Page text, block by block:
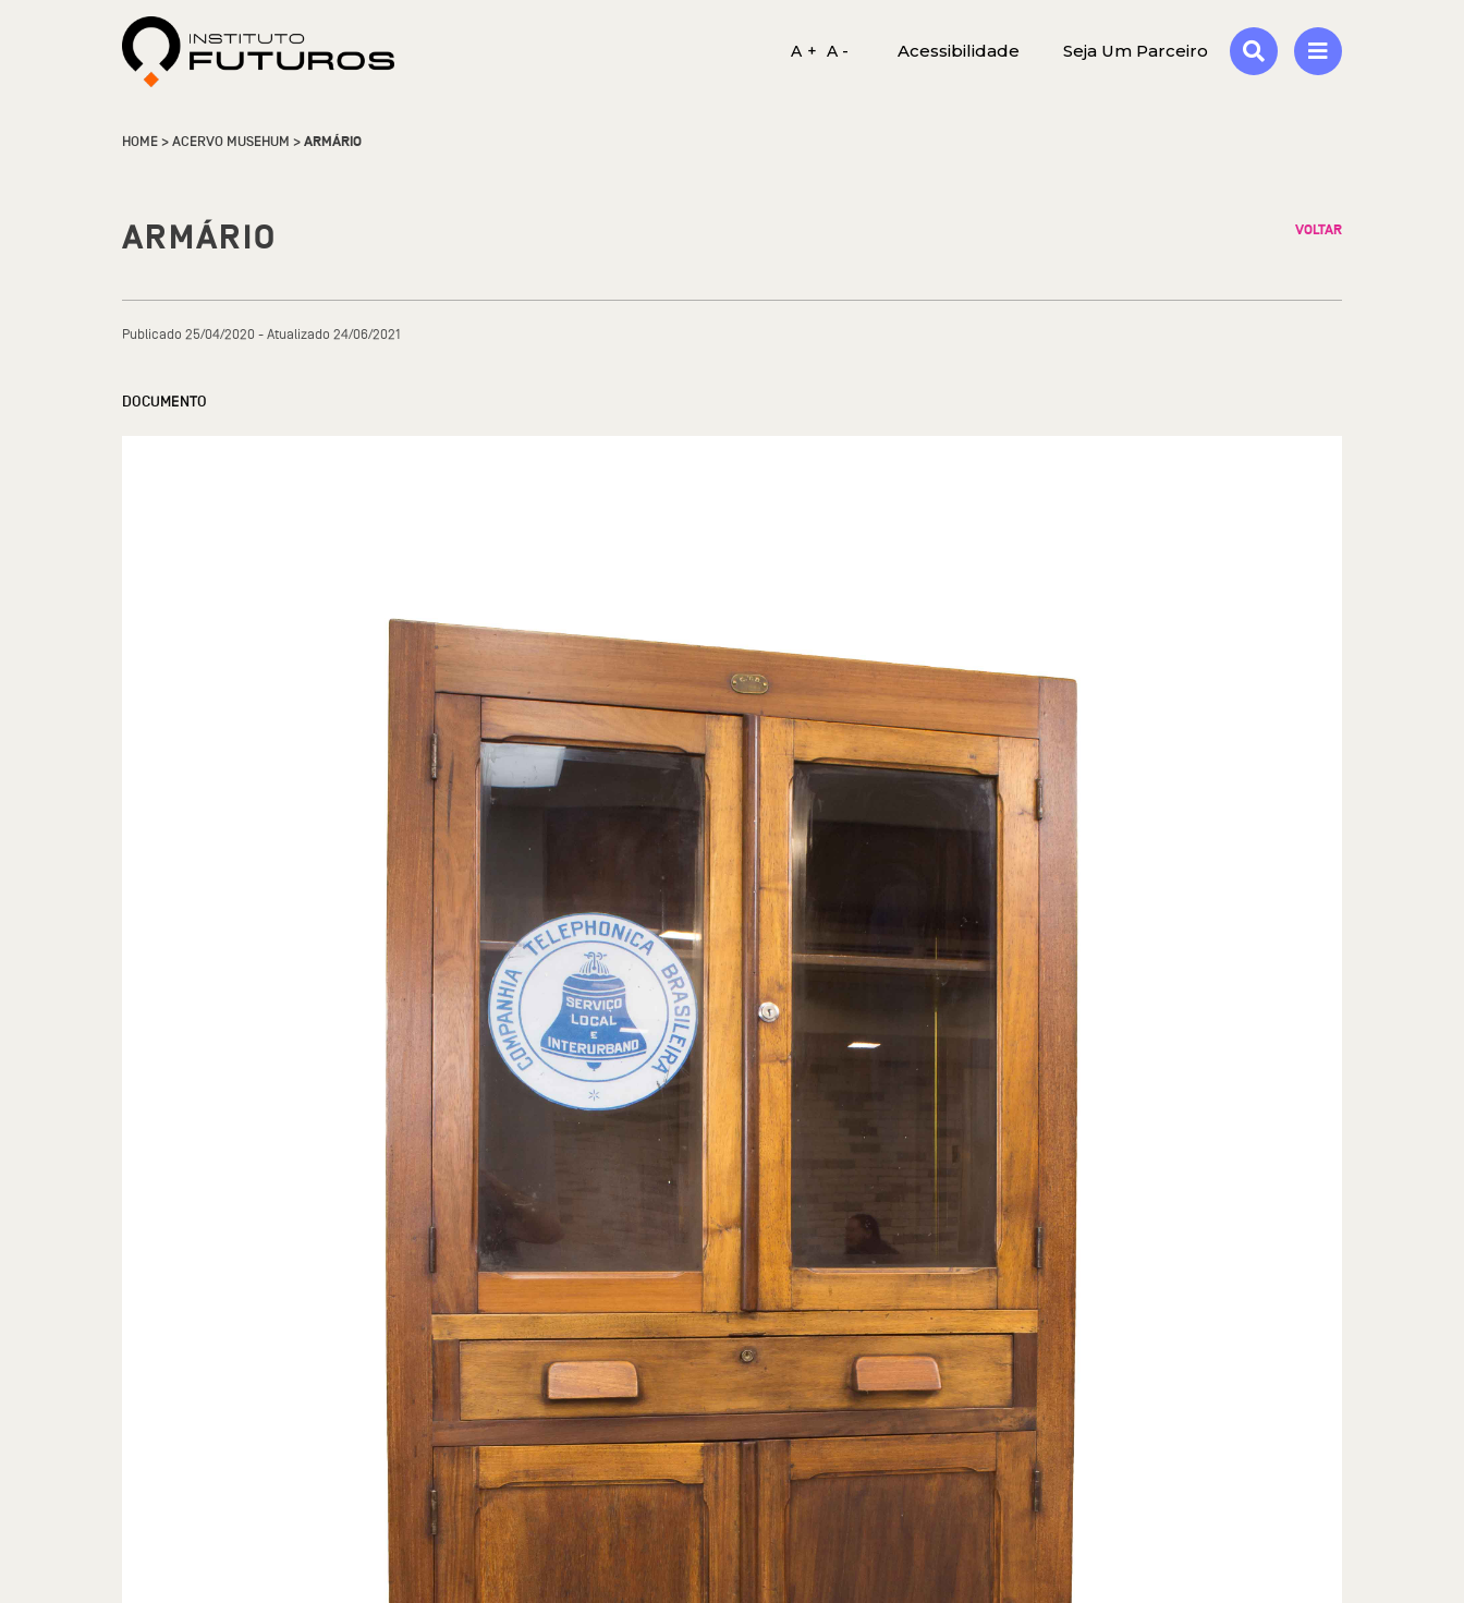
A + A - Acessibilidade Seja Um Parceiro
HOME>ACERVO MUSEHUM >ARMÁRIO
ARMÁRIO VOLTAR
Publicado 25/04/2020 - Atualizado 24/06/2021
DOCUMENTO